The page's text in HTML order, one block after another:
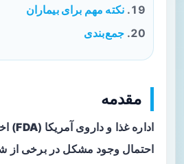
نکته مهم برای بیماران
جمع‌بندی
مقدمه
اداره غذا و داروی آمریکا (FDA
)
احتمال وجود مشکل در برخی از